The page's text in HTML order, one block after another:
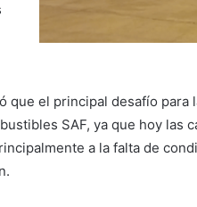
que el principal desafío para
SAF, ya que hoy las
a la falta de